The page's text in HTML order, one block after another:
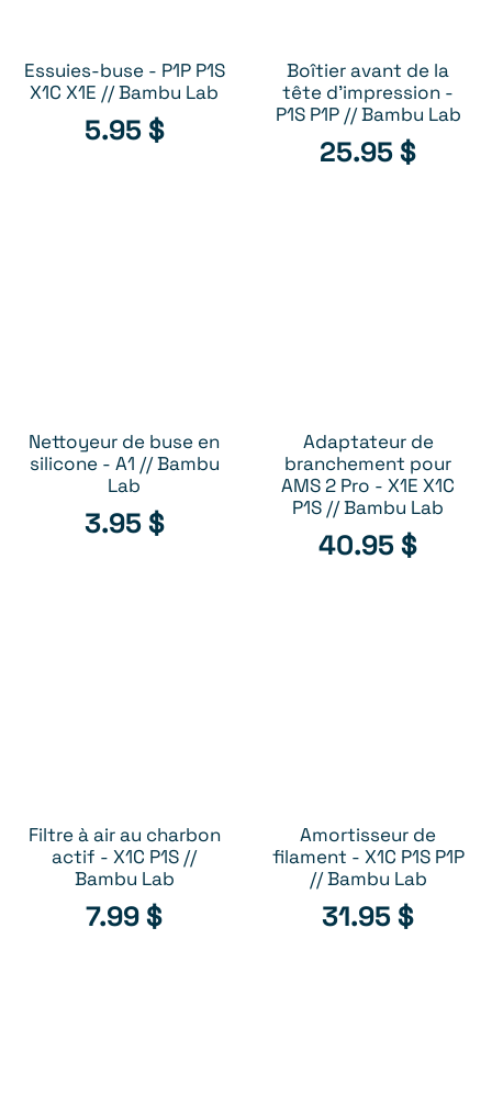
AJOUTER AU PANIER
Essuies-buse - P1P P1S
X1C X1E // Bambu Lab
5.95$
AJOUTER AU PANIER
Boîtier avant de la
tête d'impression -
P1S P1P // Bambu Lab
25.95$
AJOUTER AU PANIER
Nettoyeur de buse en
silicone - A1 // Bambu
Lab
3.95$
AJOUTER AU PANIER
Adaptateur de
branchement pour
AMS 2 Pro - X1E X1C
P1S // Bambu Lab
40.95$
AJOUTER AU PANIER
Filtre à air au charbon
actif - X1C P1S //
Bambu Lab
7.99$
AJOUTER AU PANIER
Amortisseur de
filament - X1C P1S P1P
// Bambu Lab
31.95$